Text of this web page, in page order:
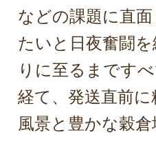
などの課題に直
たいと日夜奮闘
りに至るまです
経て、発送直前
風景と豊かな穀